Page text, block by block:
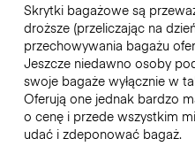
Skrytki bagażowe są
droższe (przeliczając na
przechowywania bagażu
Jeszcze niedawno osoby
swoje bagaże wyłącznie w
Oferują one jednak bardzo
o cenę i przede wszystkim
udać i zdeponować bagaż.